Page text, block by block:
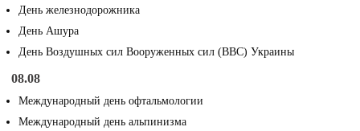
День железнодорожника
День Ашура
День Воздушных сил Вооруженных сил (ВВС) Украины
08.08
Международный день офтальмологии
Международный день альпинизма